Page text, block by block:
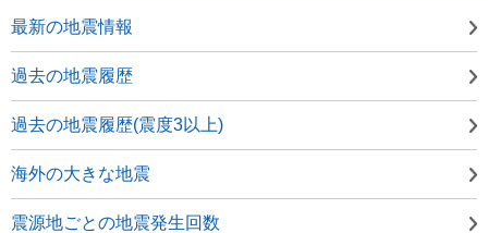
最新の地震情報
過去の地震履歴
過去の地震履歴(震度3以上)
海外の大きな地震
震源地ごとの地震発生回数